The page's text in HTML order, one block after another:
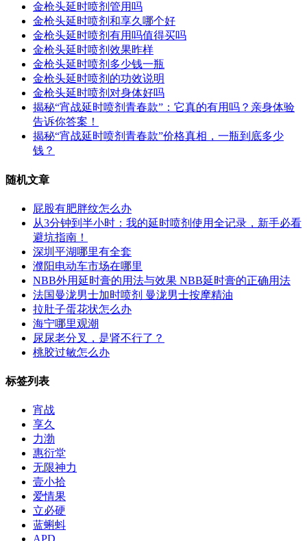
金枪头延时喷剂管用吗
金枪头延时喷剂和享久哪个好
金枪头延时喷剂有用吗值得买吗
金枪头延时喷剂效果昨样
金枪头延时喷剂多少钱一瓶
金枪头延时喷剂的功效说明
金枪头延时喷剂对身体好吗
揭秘“宵战延时喷剂青春款”：它真的有用吗？亲身体验
告诉你答案！
揭秘“宵战延时喷剂青春款”价格真相，一瓶到底多少
钱？
随机文章
屁股有肥胖纹怎么办
从3分钟到半小时：我的延时喷剂使用全记录，新手必看
避坑指南！
深圳平湖哪里有全套
濮阳电动车市场在哪里
NBB外用延时膏的用法与效果 NBB延时膏的正确用法
法国曼泷男士加时喷剂 曼泷男士按摩精油
拉肚子蛋花状怎么办
海宁哪里观潮
尿尿老分叉，是肾不行了？
桃胶过敏怎么办
标签列表
宵战
享久
力渤
惠衍堂
无限神力
壹小拾
爱情果
立必硬
蓝蝌蚪